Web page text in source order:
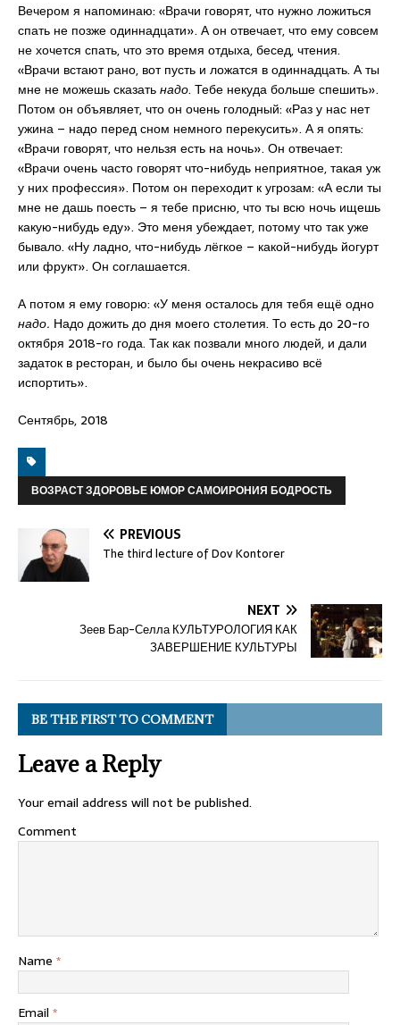
Вечером я напоминаю: «Врачи говорят, что нужно ложиться
спать не позже одиннадцати». А он отвечает, что ему совсем
не хочется спать, что это время отдыха, бесед, чтения.
«Врачи встают рано, вот пусть и ложатся в одиннадцать. А ты
мне не можешь сказатьнадо. Тебе некуда больше спешить».
Потом он объявляет, что он очень голодный: «Раз у нас нет
ужина – надо перед сном немного перекусить». А я опять:
«Врачи говорят, что нельзя есть на ночь». Он отвечает:
«Врачи очень часто говорят что-нибудь неприятное, такая уж
у них профессия». Потом он переходит к угрозам: «А если ты
мне не дашь поесть – я тебе присню, что ты всю ночь ищешь
какую-нибудь еду». Это меня убеждает, потому что так уже
бывало. «Ну ладно, что-нибудь лёгкое – какой-нибудь йогурт
или фрукт». Он соглашается.
А потом я ему говорю: «У меня осталось для тебя ещё одно
надо. Надо дожить до дня моего столетия. То есть до 20-го
октября 2018-го года. Так как позвали много людей, и дали
задаток в ресторан, и было бы очень некрасиво всё
испортить».
Сентябрь, 2018
ВОЗРАСТ ЗДОРОВЬЕ ЮМОР САМОИРОНИЯ БОДРОСТЬ
PREVIOUS
The third lecture of Dov Kontorer
NEXT
Зеев Бар-Селла КУЛЬТУРОЛОГИЯ КАК
ЗАВЕРШЕНИЕ КУЛЬТУРЫ
BE THE FIRST TO COMMENT
Leave a Reply
Your email address will not be published.
Comment
Name *
Email *